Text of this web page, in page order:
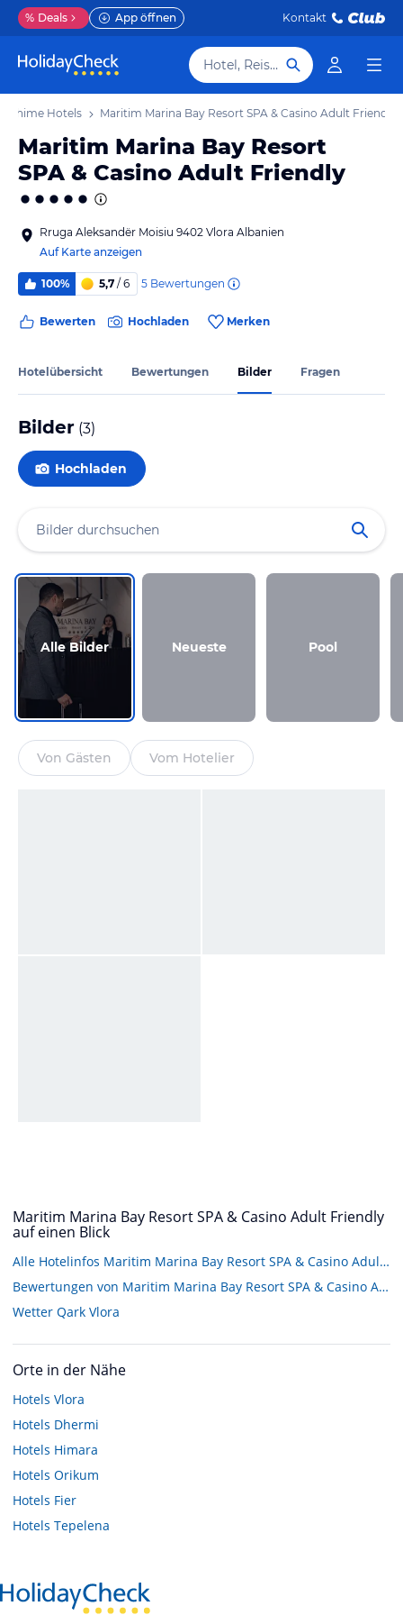
% Deals App öffnen Kontakt
Hotel, Reiseziel
Hotels Maritim Marina Bay Resort SPA & Casino Adult Friendly
Maritim Marina Bay Resort
SPA & Casino Adult Friendly
Rruga Aleksandër Moisiu 9402 Vlora Albanien
Auf Karte anzeigen
100% 5,7 / 6 5 Bewertungen
Bewerten Hochladen Merken
Hotelübersicht Bewertungen Bilder Fragen
Bilder (3)
Hochladen
Alle Bilder Neueste Pool
Von Gästen Vom Hotelier
Maritim Marina Bay Resort SPA & Casino Adult Friendly
auf einen Blick
Alle Hotelinfos Maritim Marina Bay Resort SPA & Casino Adult Friendly
Bewertungen von Maritim Marina Bay Resort SPA & Casino Adult Friendly
Wetter Qark Vlora
Orte in der Nähe
Hotels Vlora
Hotels Dhermi
Hotels Himara
Hotels Orikum
Hotels Fier
Hotels Tepelena